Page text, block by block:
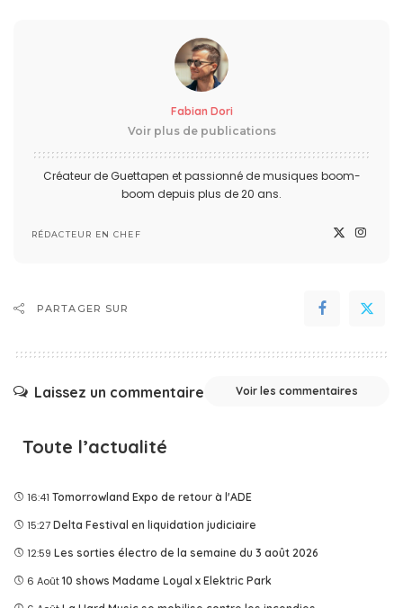
Fabian Dori
Voir plus de publications
Créateur de Guettapen et passionné de musiques boom-
boom depuis plus de 20 ans.
RÉDACTEUR EN CHEF
PARTAGER SUR
Laissez un commentaire Voir les commentaires
Toute l’actualité
16:41 Tomorrowland Expo de retour à l'ADE
15:27 Delta Festival en liquidation judiciaire
12:59 Les sorties électro de la semaine du 3 août 2026
6 Août 10 shows Madame Loyal x Elektric Park